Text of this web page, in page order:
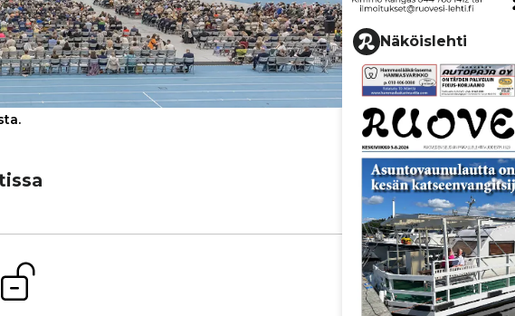
Näköislehti